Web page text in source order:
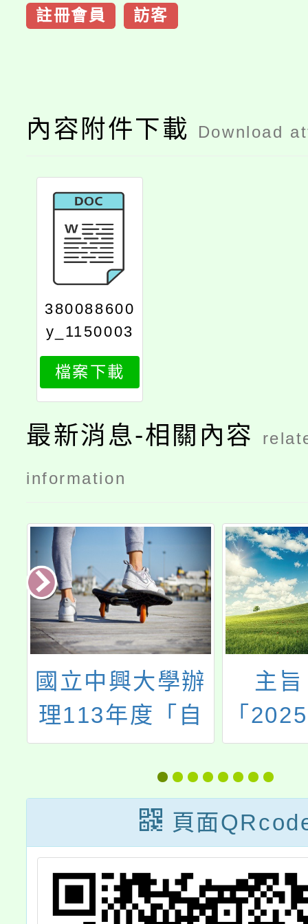
註冊會員 訪客
內容附件下載 Download
380088600
y_1150003
808_attach
1
檔案下載
最新消息-相關內容
information
學辦
「自
經濟
主旨：檢送
「2025台北青管
定期音樂會系列
III《金賞點唱
機》」海報1
份，敬請協助轉
知轄屬學校、校
內師生並鼓勵踴
頁面